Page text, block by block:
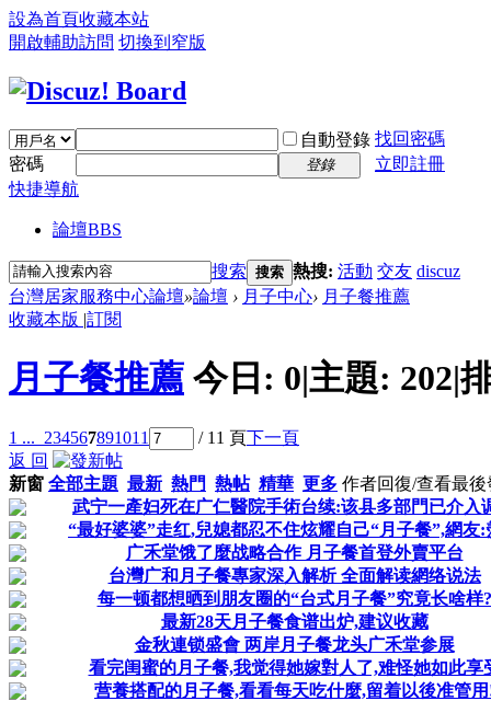
設為首頁收藏本站
開啟輔助訪問 切換到窄版
自動登錄 找回密碼
密碼
登錄
立即註冊
快捷導航
論壇BBS
搜索 搜索 熱搜: 活動 交友 discuz
台灣居家服務中心論壇»論壇 › 月子中心› 月子餐推薦
收藏本版 |訂閱
月子餐推薦 今日: 0|主題: 202|
1 ... 234567891011 / 11 頁下一頁
返 回
新窗 全部主題 最新 熱門 熱帖 精華 更多 作者回復/查看最後
武宁一產妇死在广仁醫院手術台续:该县多部門已介入
“最好婆婆”走红,兒媳都忍不住炫耀自己“月子餐”,網友:
广禾堂饿了麼战略合作 月子餐首登外賣平台
台灣广和月子餐專家深入解析 全面解读網络说法
每一顿都想晒到朋友圈的“台式月子餐”究竟长啥样?
最新28天月子餐食谱出炉,建议收藏
金秋連锁盛會 两岸月子餐龙头广禾堂参展
看完闺蜜的月子餐,我觉得她嫁對人了,难怪她如此享
营養搭配的月子餐,看看每天吃什麼,留着以後准管